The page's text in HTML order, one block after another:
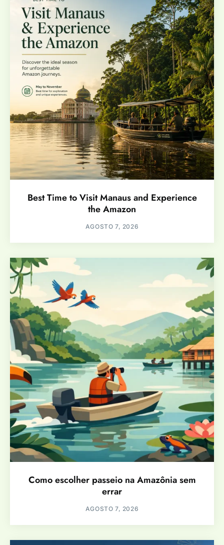
Best Time to Visit Manaus and Experience
the Amazon
AGOSTO 7, 2026
Como escolher passeio na Amazônia sem
errar
AGOSTO 7, 2026